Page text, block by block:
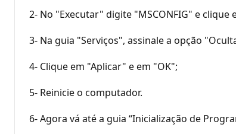
2- No "Executar" digite "MSCONFIG" e
3- Na guia "Serviços", assinale a opção
4- Clique em "Aplicar" e em "OK";
5- Reinicie o computador.
6- Agora vá até a guia “Inicialização de